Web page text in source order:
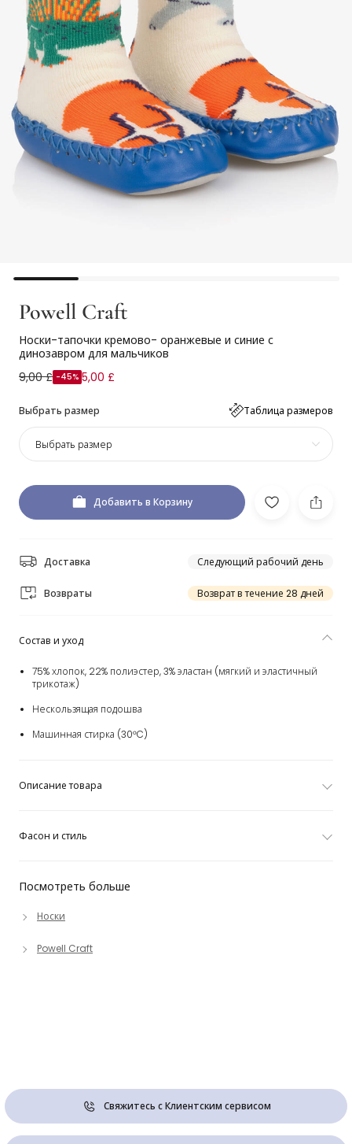
Powell Craft
Носки-тапочки кремово- оранжевые и синие с
динозавром для мальчиков
9,00 £ -45% 5,00 £
Выбрать размер Таблица размеров
Выбрать размер
Добавить в Корзину
Доставка Следующий рабочий день
Возвраты Возврат в течение 28 дней
Посмотреть больше
Носки
Powell Craft
Состав и уход
75% хлопок, 22% полиэстер, 3% эластан (мягкий и эластичный
трикотаж)
Нескользящая подошва
Машинная стирка (30°C)
Описание товара
Фасон и стиль
Свяжитесь с Клиентским сервисом